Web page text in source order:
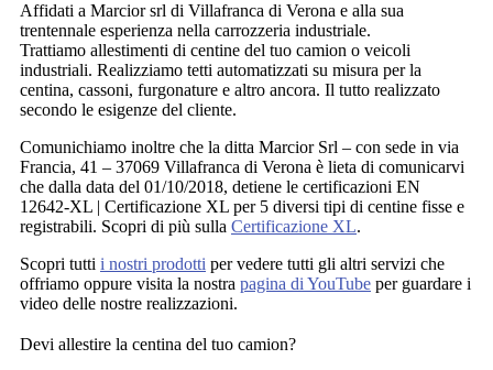
Affidati a Marcior srl di Villafranca di Verona e alla sua
trentennale esperienza nella carrozzeria industriale.
Trattiamo allestimenti di centine del tuo camion o veicoli
industriali. Realizziamo tetti automatizzati su misura per la
centina, cassoni, furgonature e altro ancora. Il tutto realizzato
secondo le esigenze del cliente.
Comunichiamo inoltre che la ditta Marcior Srl – con sede in via
Francia, 41 – 37069 Villafranca di Verona è lieta di comunicarvi
che dalla data del 01/10/2018, detiene le certificazioni EN
12642-XL | Certificazione XL per 5 diversi tipi di centine fisse e
registrabili. Scopri di più sulla Certificazione XL.
Scopri tutti i nostri prodotti per vedere tutti gli altri servizi che
offriamo oppure visita la nostra pagina di YouTube per guardare i
video delle nostre realizzazioni.
Devi allestire la centina del tuo camion?